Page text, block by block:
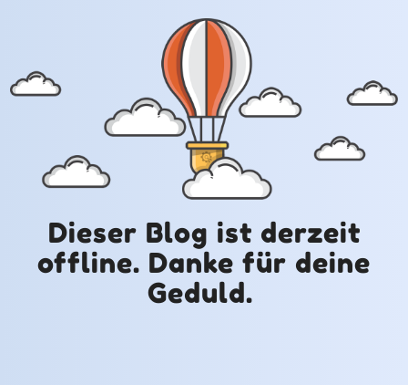
Dieser Blog ist derzeit
offline. Danke für deine
Geduld.